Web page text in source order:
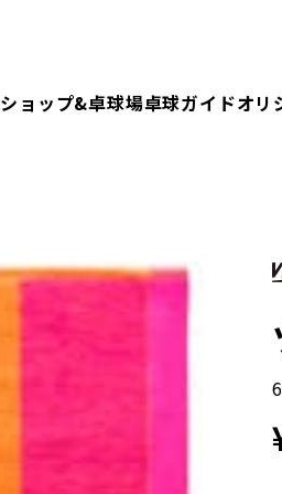
ショップ&卓球場卓球ガイドオリ